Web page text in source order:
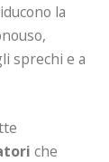
la
sprechi e a
che